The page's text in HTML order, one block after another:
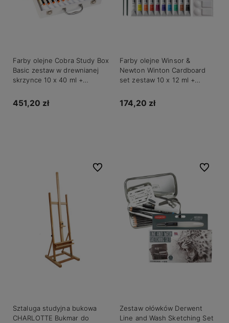
Farby olejne Cobra Study Box
Basic zestaw w drewnianej
skrzynce 10 x 40 ml +
451,20 zł
Farby olejne Winsor &
Newton Winton Cardboard
set zestaw 10 x 12 ml +
174,20 zł
Sztaluga studyjna bukowa
CHARLOTTE Bukmar do
Do ulubionych
Zestaw ołówków Derwent
Line and Wash Sketching Set
Do